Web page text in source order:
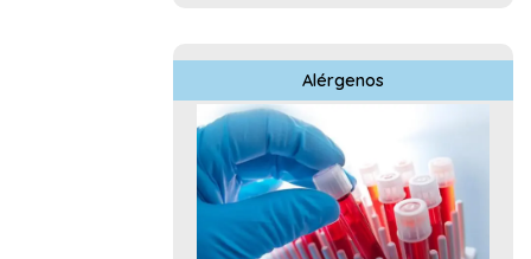
Alérgenos